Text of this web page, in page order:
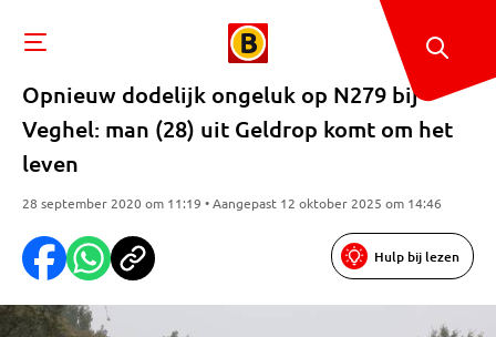
Opnieuw dodelijk ongeluk op N279 bij
Veghel: man (28) uit Geldrop komt om het
leven
28 september 2020 om 11:19 • Aangepast 12 oktober 2025 om 14:46
Hulp bij lezen